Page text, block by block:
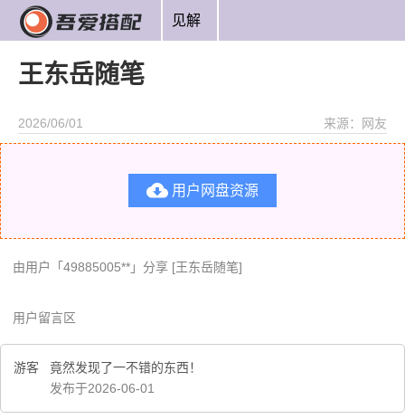
见解
王东岳随笔
2026/06/01 来源：网友
 用户网盘资源
由用户「49885005**」分享 [王东岳随笔]
用户留言区
游客
竟然发现了一不错的东西！
发布于2026-06-01